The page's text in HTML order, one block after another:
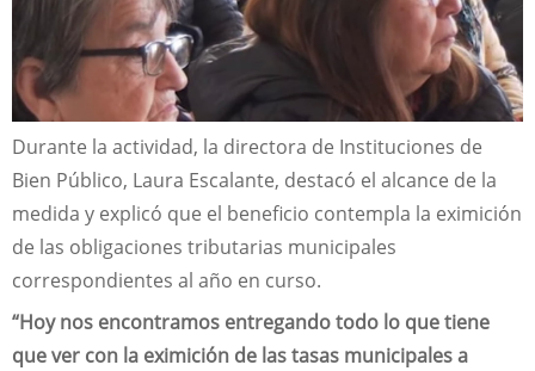
Durante la actividad, la directora de Instituciones de
Bien Público, Laura Escalante, destacó el alcance de la
medida y explicó que el beneficio contempla la eximición
de las obligaciones tributarias municipales
correspondientes al año en curso.
“Hoy nos encontramos entregando todo lo que tiene
que ver con la eximición de las tasas municipales a